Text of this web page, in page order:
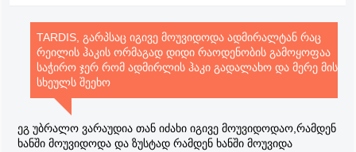
TARDIS, გარპსაც იგივე მოუვიდოდა ადმირალტან რაც
რეილის ჰაკის ორმაგად დიდი რაოდენობის გამოყოფაა
საჭირო ჯერ რომ ადმირლის ჰაკი გადალახო და მერე მის
სხეულს შეეხო
ეგ უბრალო ვარაუდია თან იძახი იგივე მოუვიდოდაო,რამდენ
ხანში მოუვიდოდა და ზუსტად რამდენ ხანში მოუვიდა